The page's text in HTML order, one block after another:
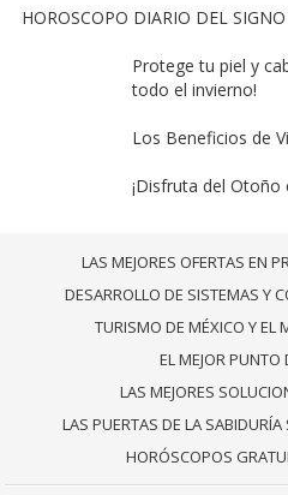
HOROSCOPO DIARIO DEL
Protege tu piel y
todo el invierno!
Los Beneficios de
¡Disfruta del Otoño
LAS MEJORES OFERTAS EN
DESARROLLO DE SISTEMAS Y
TURISMO DE MÉXICO Y EL
EL MEJOR PUNTO
LAS MEJORES
LAS PUERTAS DE LA
HORÓSCOPOS